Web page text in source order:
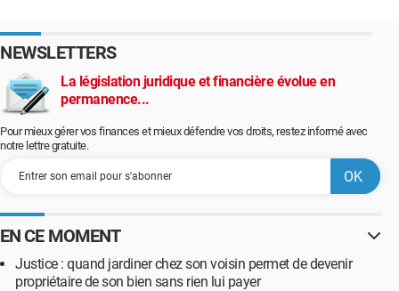
NEWSLETTERS
La législation juridique et financière évolue en
permanence...
Pour mieux gérer vos finances et mieux défendre vos droits, restez informé avec
notre lettre gratuite.
EN CE MOMENT
Justice : quand jardiner chez son voisin permet de devenir
propriétaire de son bien sans rien lui payer